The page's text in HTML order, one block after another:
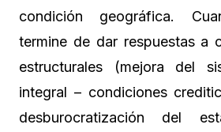
condición geográfica.
termine de dar respuestas a
estructurales (mejora del
integral – condiciones
desburocratización del